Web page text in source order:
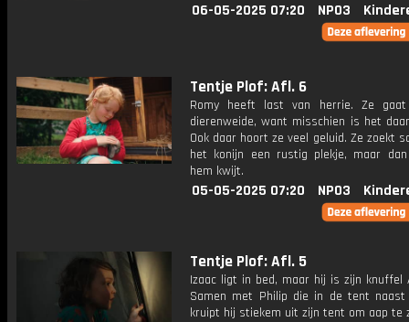
06-05-2025 07:20 NPO3
Tentje Plof: Afl. 6
Romy heeft last van herrie. Ze
dierenweide, want misschien is het
Ook daar hoort ze veel geluid. Ze zoekt
het konijn een rustig plekje, maar
hem kwijt.
05-05-2025 07:20 NPO3
Tentje Plof: Afl. 5
Izaac ligt in bed, maar hij is zijn knuffel
Samen met Philip die in de tent
kruipt hij stiekem uit zijn tent om aap te